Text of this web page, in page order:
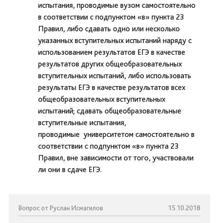
испытания, проводимые вузом самостоятельно
в соответствии с подпунктом «в» пункта 23
Правил, либо сдавать одно или несколько
указанных вступительных испытаний наряду с
использованием результатов ЕГЭ в качестве
результатов других общеобразовательных
вступительных испытаний, либо использовать
результаты ЕГЭ в качестве результатов всех
общеобразовательных вступительных
испытаний; сдавать общеобразовательные
вступительные испытания,
проводимые университетом самостоятельно в
соответствии с подпунктом «в» пункта 23
Правил, вне зависимости от того, участвовали
ли они в сдаче ЕГЭ.
Вопрос от Руслан Исмагилов 15.10.2018